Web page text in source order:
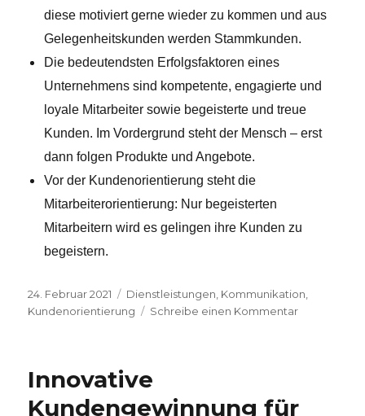
diese motiviert gerne wieder zu kommen und aus
Gelegenheitskunden werden Stammkunden.
Die bedeutendsten Erfolgsfaktoren eines
Unternehmens sind kompetente, engagierte und
loyale Mitarbeiter sowie begeisterte und treue
Kunden. Im Vordergrund steht der Mensch – erst
dann folgen Produkte und Angebote.
Vor der Kundenorientierung steht die
Mitarbeiterorientierung: Nur begeisterten
Mitarbeitern wird es gelingen ihre Kunden zu
begeistern.
Veröffentlicht
am
24. Februar 2021 Kategorien
Dienstleistungen, Kommunikation,
Kundenorientierung
Schreibe einen Kommentar
Innovative
Kundengewinnung für